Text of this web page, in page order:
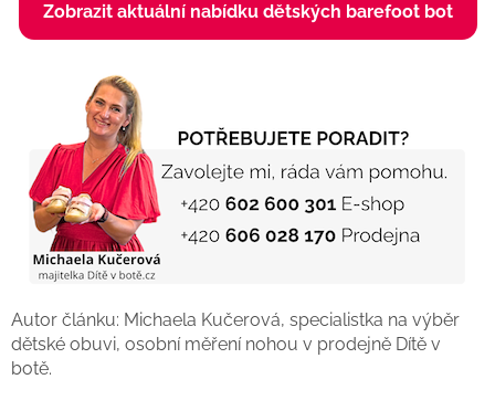
Zobrazit aktuální nabídku dětských barefoot bot
Autor článku: Michaela Kučerová, specialistka na výběr
dětské obuvi, osobní měření nohou v prodejně Dítě v
botě.